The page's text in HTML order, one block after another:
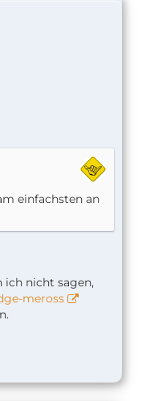
einfachsten an
ich nicht sagen,
meross